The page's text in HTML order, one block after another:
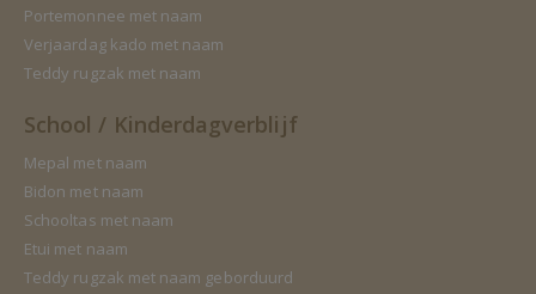
Portemonnee met naam
Verjaardag kado met naam
Teddy rugzak met naam
School / Kinderdagverblijf
Mepal met naam
Bidon met naam
Schooltas met naam
Etui met naam
Teddy rugzak met naam geborduurd